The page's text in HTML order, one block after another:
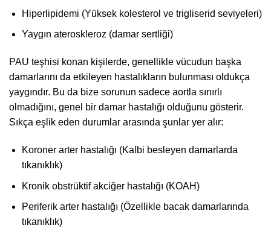
Hiperlipidemi (Yüksek kolesterol ve trigliserid seviyeleri)
Yaygın ateroskleroz (damar sertliği)
PAU teşhisi konan kişilerde, genellikle vücudun başka
damarlarını da etkileyen hastalıkların bulunması oldukça
yaygındır. Bu da bize sorunun sadece aortla sınırlı
olmadığını, genel bir damar hastalığı olduğunu gösterir.
Sıkça eşlik eden durumlar arasında şunlar yer alır:
Koroner arter hastalığı (Kalbi besleyen damarlarda
tıkanıklık)
Kronik obstrüktif akciğer hastalığı (KOAH)
Periferik arter hastalığı (Özellikle bacak damarlarında
tıkanıklık)